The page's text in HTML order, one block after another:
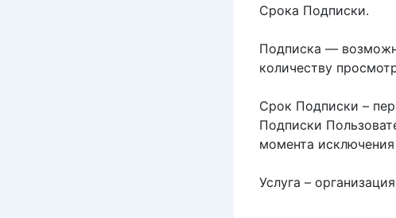
Срока Подписки.
Подписка —
количеству
Срок Подписки –
Подписки
момента
Услуга –